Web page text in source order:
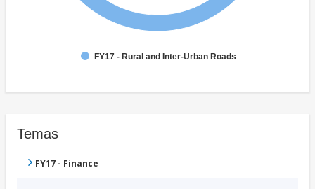
FY17 - Rural and Inter-Urban Roads
Temas
FY17 - Finance